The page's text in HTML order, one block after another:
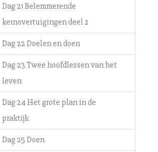
Dag 21 Belemmerende
kernovertuigingen deel 2
Dag 22 Doelen en doen
Dag 23 Twee hoofdlessen van het
leven
Dag 24 Het grote plan in de
praktijk
Dag 25 Doen